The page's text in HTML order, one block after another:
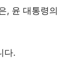
, 윤 대통령의
다.